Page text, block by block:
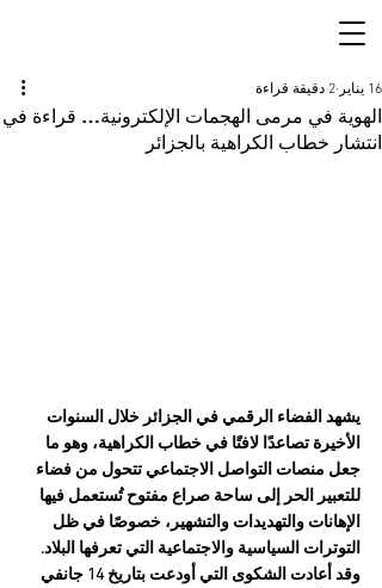
الهوية في مرمى الهجمات الإلكترونية… قراءة في
انتشار خطاب الكراهية بالجزائر
16 يناير 2 دقيقة قراءة
يشهد الفضاء الرقمي في الجزائر خلال السنوات
الأخيرة تصاعدًا لافتًا في خطاب الكراهية، وهو ما
جعل منصات التواصل الاجتماعي تتحول من فضاء
للتعبير الحر إلى ساحة صراع مفتوح تُستعمل فيها
الإهانات والتهديدات والتشهير، خصوصًا في ظل
التوترات السياسية والاجتماعية التي تعرفها البلاد.
وقد أعادت الشكوى التي أودعت بتاريخ 14 جانفي